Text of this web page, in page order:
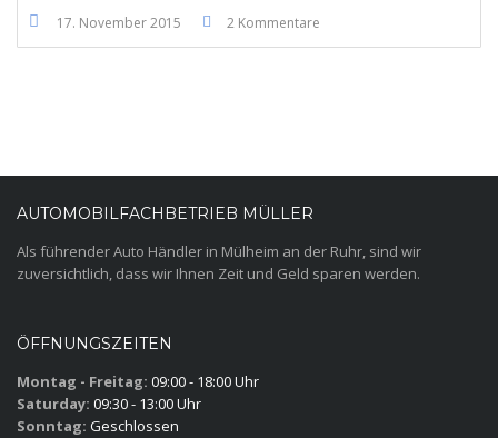
17. November 2015 2 Kommentare
AUTOMOBILFACHBETRIEB MÜLLER
Als führender Auto Händler in Mülheim an der Ruhr, sind wir
zuversichtlich, dass wir Ihnen Zeit und Geld sparen werden.
ÖFFNUNGSZEITEN
Montag - Freitag: 09:00 - 18:00 Uhr
Saturday: 09:30 - 13:00 Uhr
Sonntag: Geschlossen